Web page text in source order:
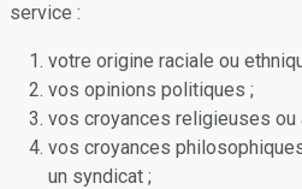
service :
votre origine raciale ou
vos opinions politiques ;
vos croyances religieuses ou
vos croyances
un syndicat ;